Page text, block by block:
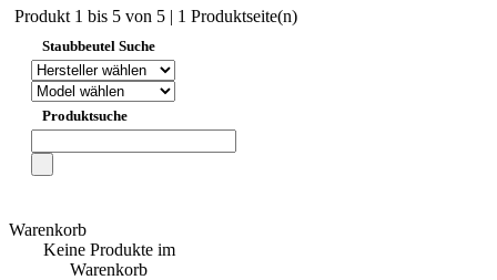
Produkt 1 bis 5 von 5 | 1 Produktseite(n)
Staubbeutel Suche
Produktsuche
Warenkorb
Keine Produkte im
Warenkorb